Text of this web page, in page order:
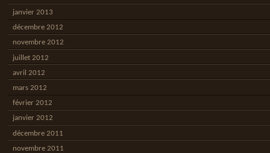
janvier 2013
décembre 2012
novembre 2012
juillet 2012
avril 2012
mars 2012
février 2012
janvier 2012
décembre 2011
novembre 2011